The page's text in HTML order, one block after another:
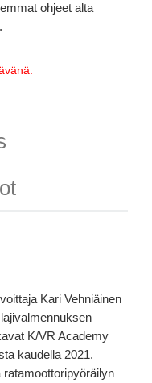
ohjeet alta
Kari Vehniäinen
K/VR Academy
kaudella 2021.
ratamoottoripyöräilyn